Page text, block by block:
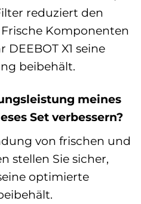
reduziert den
Komponenten
DEEBOT X1 seine
beibehält.
meines
Set verbessern?
von frischen und
stellen Sie sicher,
optimierte